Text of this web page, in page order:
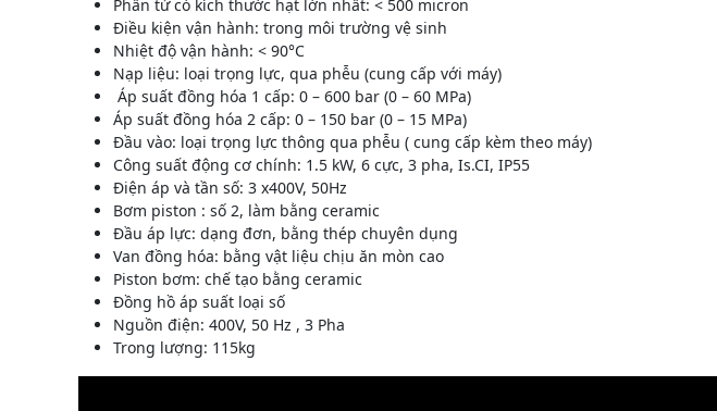
Phần tử có kích thước hạt lớn nhất: < 500 micron
Điều kiện vận hành: trong môi trường vệ sinh
Nhiệt độ vận hành: < 90°C
Nạp liệu: loại trọng lực, qua phễu (cung cấp với máy)
Áp suất đồng hóa 1 cấp: 0 – 600 bar (0 – 60 MPa)
Áp suất đồng hóa 2 cấp: 0 – 150 bar (0 – 15 MPa)
Đầu vào: loại trọng lực thông qua phễu ( cung cấp kèm theo máy)
Công suất động cơ chính: 1.5 kW, 6 cực, 3 pha, Is.CI, IP55
Điện áp và tần số: 3 x400V, 50Hz
Bơm piston : số 2, làm bằng ceramic
Đầu áp lực: dạng đơn, bằng thép chuyên dụng
Van đồng hóa: bằng vật liệu chịu ăn mòn cao
Piston bơm: chế tạo bằng ceramic
Đồng hồ áp suất loại số
Nguồn điện: 400V, 50 Hz , 3 Pha
Trong lượng: 115kg